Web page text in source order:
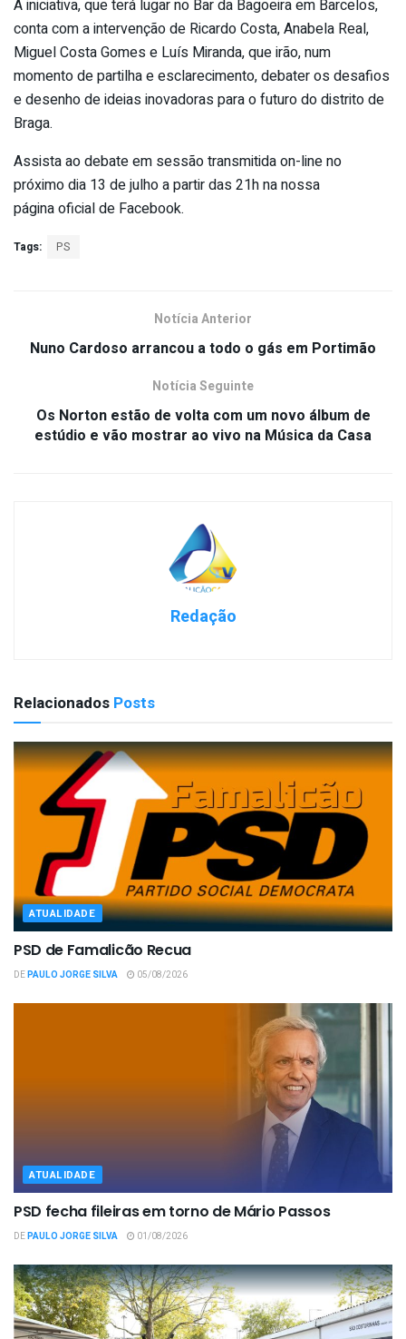
A iniciativa, que terá lugar no Bar da Bagoeira em Barcelos,
conta com a intervenção de Ricardo Costa, Anabela Real,
Miguel Costa Gomes e Luís Miranda, que irão, num
momento de partilha e esclarecimento, debater os desafios
e desenho de ideias inovadoras para o futuro do distrito de
Braga.
Assista ao debate em sessão transmitida on-line no
próximo dia 13 de julho a partir das 21h na nossa
página oficial de Facebook.
Tags: PS
Notícia Anterior
Nuno Cardoso arrancou a todo o gás em Portimão
Notícia Seguinte
Os Norton estão de volta com um novo álbum de
estúdio e vão mostrar ao vivo na Música da Casa
Redação
Relacionados Posts
ATUALIDADE
PSD de Famalicão Recua
DEPAULO JORGE SILVA 05/08/2026
ATUALIDADE
PSD fecha fileiras em torno de Mário Passos
DEPAULO JORGE SILVA 01/08/2026